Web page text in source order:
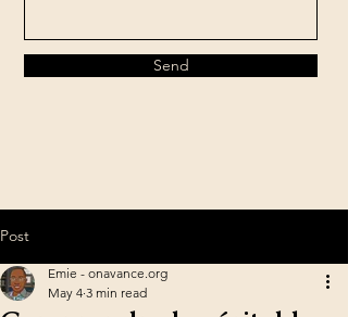
Send
Post
Emie - onavance.org
May 4 3 min read